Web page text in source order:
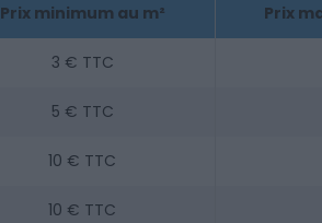
Prix minimum au m² Prix
3 € TTC
5 € TTC
10 € TTC
10 € TTC